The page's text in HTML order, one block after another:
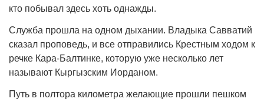
кто побывал здесь хоть однажды.
Служба прошла на одном дыхании. Владыка Савватий
сказал проповедь, и все отправились Крестным ходом к
речке Кара-Балтинке, которую уже несколько лет
называют Кыргызским Иорданом.
Путь в полтора километра желающие прошли пешком